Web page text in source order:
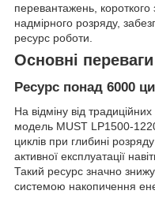
перевантажень,
надмірного розряду,
ресурс роботи.
Основні переваги
Ресурс понад 6000
На відміну від
модель MUST LP1500-
циклів при глибині
активної експлуатації
Такий ресурс значно
системою накопичення